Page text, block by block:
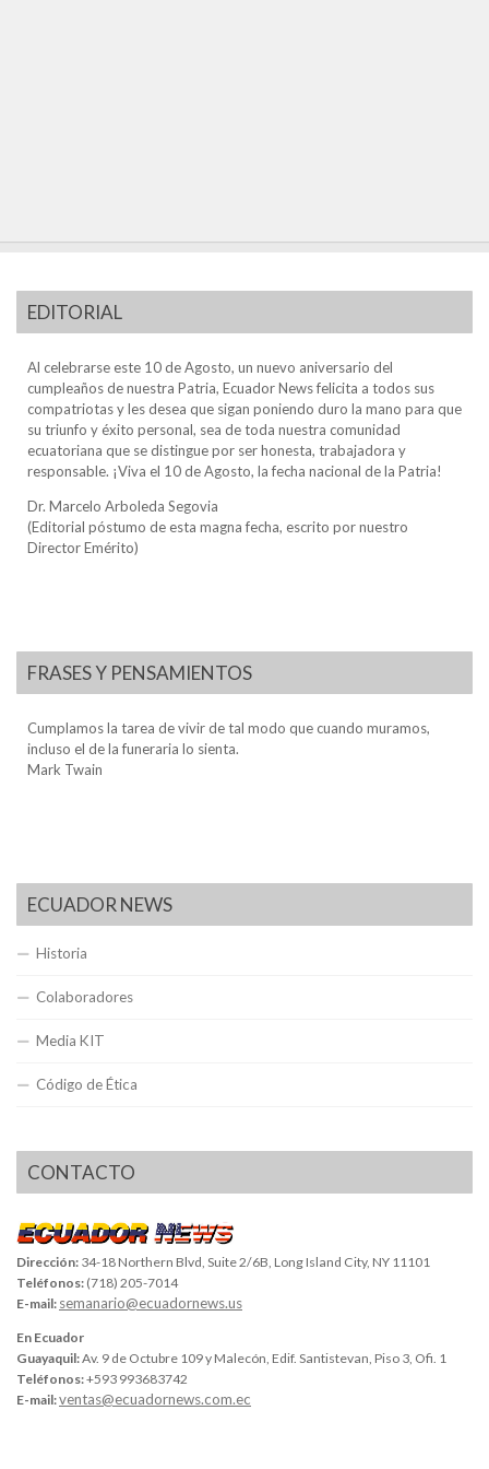
EDITORIAL
Al celebrarse este 10 de Agosto, un nuevo aniversario del
cumpleaños de nuestra Patria, Ecuador News felicita a todos sus
compatriotas y les desea que sigan poniendo duro la mano para que
su triunfo y éxito personal, sea de toda nuestra comunidad
ecuatoriana que se distingue por ser honesta, trabajadora y
responsable. ¡Viva el 10 de Agosto, la fecha nacional de la Patria!
Dr. Marcelo Arboleda Segovia
(Editorial póstumo de esta magna fecha, escrito por nuestro
Director Emérito)
FRASES Y PENSAMIENTOS
Cumplamos la tarea de vivir de tal modo que cuando muramos,
incluso el de la funeraria lo sienta.
Mark Twain
ECUADOR NEWS
Historia
Colaboradores
Media KIT
Código de Ética
CONTACTO
Dirección: 34-18 Northern Blvd, Suite 2/6B, Long Island City, NY 11101
Teléfonos: (718) 205-7014
E-mail: semanario@ecuadornews.us
En Ecuador
Guayaquil:Av. 9 de Octubre 109 y Malecón, Edif. Santistevan, Piso 3, Ofi. 1
Teléfonos:+593 993683742
E-mail:ventas@ecuadornews.com.ec